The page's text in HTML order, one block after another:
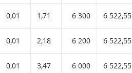
0,01 1,71 6 300 6 522,55
0,01 2,18 6 200 6 522,55
0,01 3,47 6 000 6 522,55